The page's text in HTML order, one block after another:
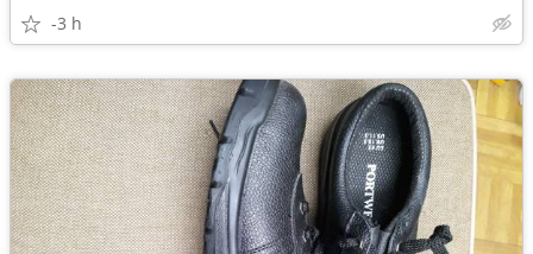
-3 h